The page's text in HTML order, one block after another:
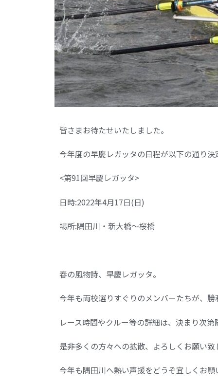
皆さまお待たせいたしました。
今年度の早慶レガッタの日程が以下の通り
<第91回早慶レガッタ>
日時:2022年4月17日(日)
場所:隅田川・新大橋〜桜橋
春の風物詩、早慶レガッタ。
今年も両校選りすぐりのメンバーたちが、
レース時間やクルー等の詳細は、決まり次
是非多くの方々への拡散、よろしくお願い致
今年も隅田川へ熱い声援をどうぞ宜しくお